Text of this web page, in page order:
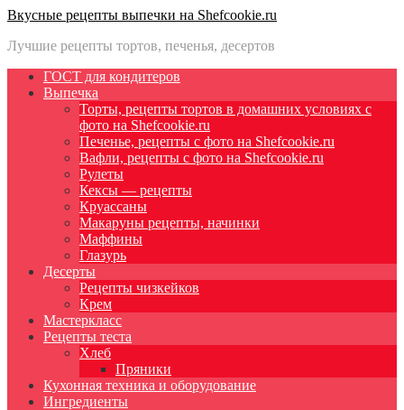
Вкусные рецепты выпечки на Shefcookie.ru
Лучшие рецепты тортов, печенья, десертов
ГОСТ для кондитеров
Выпечка
Торты, рецепты тортов в домашних условиях с
фото на Shefcookie.ru
Печенье, рецепты с фото на Shefcookie.ru
Вафли, рецепты с фото на Shefcookie.ru
Рулеты
Кексы — рецепты
Круассаны
Макаруны рецепты, начинки
Маффины
Глазурь
Десерты
Рецепты чизкейков
Крем
Мастеркласс
Рецепты теста
Хлеб
Пряники
Кухонная техника и оборудование
Ингредиенты